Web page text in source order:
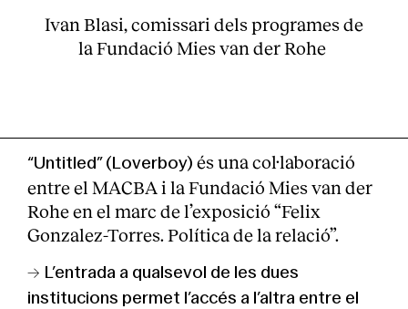
Ivan Blasi, comissari dels programes de
la Fundació Mies van der Rohe
“Untitled” (Loverboy) és una col·laboració
entre el MACBA i la Fundació Mies van der
Rohe en el marc de l’exposició “Felix
Gonzalez-Torres. Política de la relació”.
→ L’entrada a qualsevol de les dues
institucions permet l’accés a l’altra entre el